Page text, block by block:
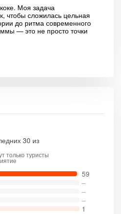
Моя задача
чтобы сложилась цельная
до ритма современного
— это не просто точки
30 из
только туристы
59
–
–
–
1